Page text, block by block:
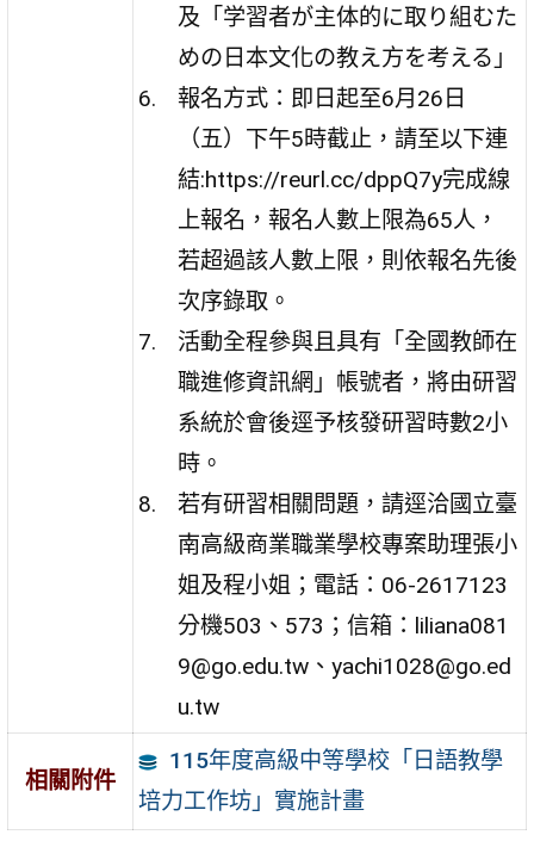
及「学習者が主体的に取り組むた
めの日本文化の教え方を考える」
報名方式：即日起至6月26日
（五）下午5時截止，請至以下連
結:https://reurl.cc/dppQ7y完成線
上報名，報名人數上限為65人，
若超過該人數上限，則依報名先後
次序錄取。
活動全程參與且具有「全國教師在
職進修資訊網」帳號者，將由研習
系統於會後逕予核發研習時數2小
時。
若有研習相關問題，請逕洽國立臺
南高級商業職業學校專案助理張小
姐及程小姐；電話：06-2617123
分機503、573；信箱：liliana081
9@go.edu.tw、yachi1028@go.ed
u.tw
相關附件
115年度高級中等學校「日語教學
培力工作坊」實施計畫